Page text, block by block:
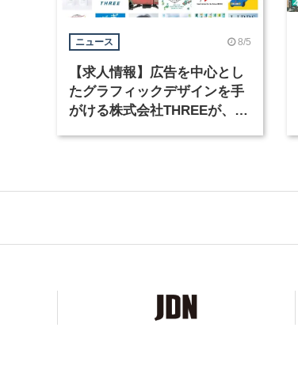
ニュース 8/5
【求人情報】広告を中心とし
たグラフィックデザインを手
がける株式会社THREEが、グ